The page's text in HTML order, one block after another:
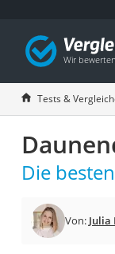
Tests &
Die
Von: